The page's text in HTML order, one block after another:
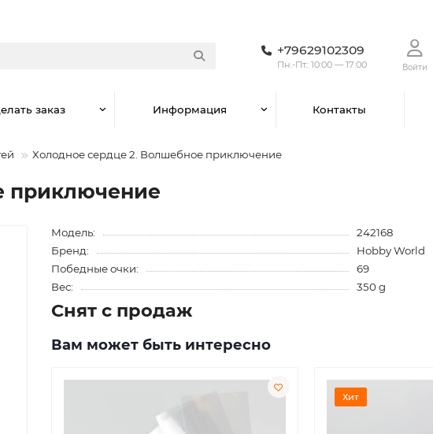
+79629102309
Пн.-Пт.: 10:00 — 17:00 Войти
заказ Информация Контакты
Холодное сердце 2. Волшебное приключение
приключение
Модель:
242168
Бренд:
Hobby World
Победные очки:
69
Вес:
350 g
Снят с продаж
Вам может быть интересно
Хит